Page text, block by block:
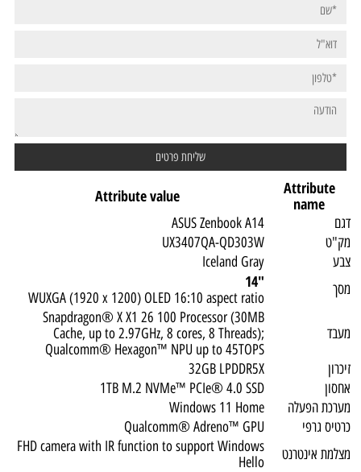
Attribute
name
Attribute value
דגם
ASUS Zenbook A14
מק"ט
UX3407QA-QD303W
צבע
Iceland Gray
מסך
"14
WUXGA (1920 x 1200) OLED 16:10 aspect ratio
מעבד
Snapdragon® X X1 26 100 Processor (30MB
Cache, up to 2.97GHz, 8 cores, 8 Threads);
Qualcomm® Hexagon™ NPU up to 45TOPS
זיכרון
32GB LPDDR5X
אחסון
1TB M.2 NVMe™ PCIe® 4.0 SSD
מערכת הפעלה
Windows 11 Home
כרטיס גרפי
Qualcomm® Adreno™ GPU
מצלמת אינטרנט
FHD camera with IR function to support Windows
Hello